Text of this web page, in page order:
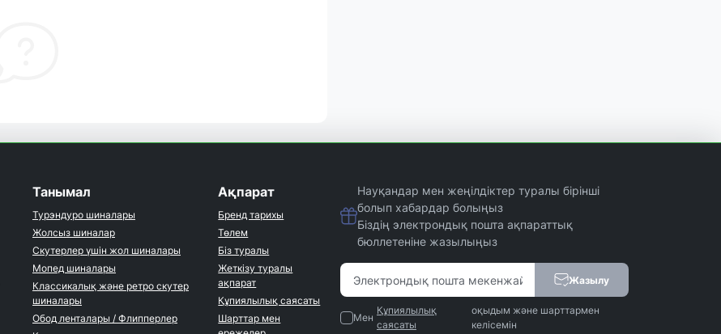
Танымал
Турэндуро шиналары
Жолсыз шиналар
Скутерлер үшін жол шиналары
Мопед шиналары
Классикалық және ретро скутер
шиналары
Обод ленталары / Флипперлер
Ақпарат
Бренд тарихы
Төлем
Біз туралы
Жеткізу туралы
ақпарат
Құпиялылық саясаты
Шарттар мен
Науқандар мен жеңілдіктер туралы бірінші
болып хабардар болыңыз
Біздің электрондық пошта ақпараттық
бюллетеніне жазылыңыз
Жазылу
Мен
Құпиялылық
саясаты
оқыдым және шарттармен
келісемін